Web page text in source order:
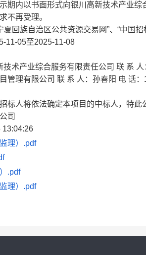
期内以书面形式向银川高新技术产业
不再受理。
夏回族自治区公共资源交易网”、“中国
11-05至2025-11-08
技术产业综合服务有限责任公司 联 系
管理有限公司 联 系 人：孙春阳 电 话
标人将依法确定本项目的中标人，特此
司
13:04:26
理）.pdf
.pdf
理）.pdf